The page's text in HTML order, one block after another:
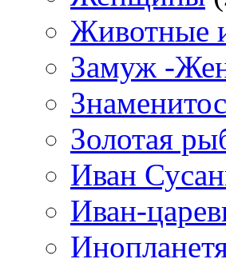
Животные
Замуж -
Золотая
Иван
Иван-